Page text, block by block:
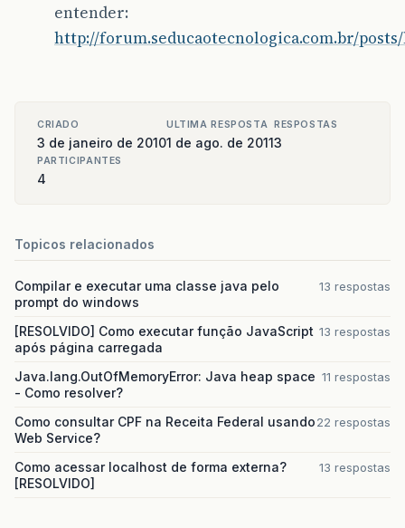
entender:
http://forum.seducaotecnologica.com.br/
CRIADO
3 de janeiro de 2010
ULTIMA RESPOSTA
1 de ago. de 2011
RESPOSTAS
3
PARTICIPANTES
4
Topicos relacionados
Compilar e executar uma classe java pelo
prompt do windows
13 respostas
[RESOLVIDO] Como executar função JavaScript
após página carregada
13 respostas
Java.lang.OutOfMemoryError: Java heap space
- Como resolver?
11 respostas
Como consultar CPF na Receita Federal usando
Web Service?
22 respostas
Como acessar localhost de forma externa?
[RESOLVIDO]
13 respostas